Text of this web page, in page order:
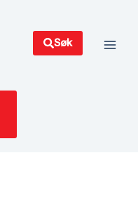
Søk